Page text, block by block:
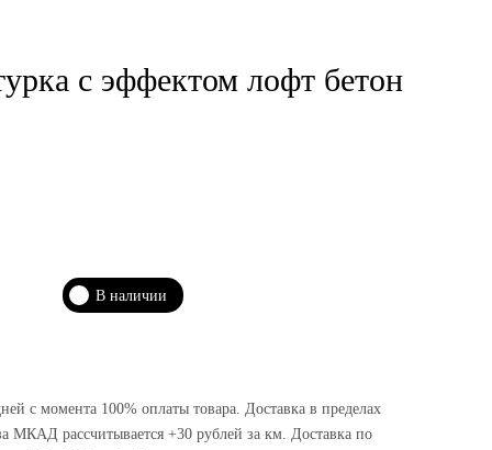
с эффектом лофт бетон
В наличии
с момента 100% оплаты товара. Доставка в пределах
МКАД рассчитывается +30 рублей за км. Доставка по